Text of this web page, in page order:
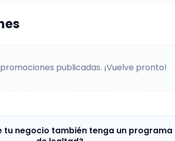
publicadas. ¡Vuelve pronto!
tu negocio también tenga un programa